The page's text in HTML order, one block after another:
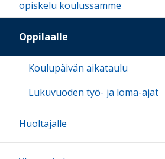
opiskelu koulussamme
Oppilaalle
Koulupäivän aikataulu
Lukuvuoden työ- ja loma-ajat
Huoltajalle